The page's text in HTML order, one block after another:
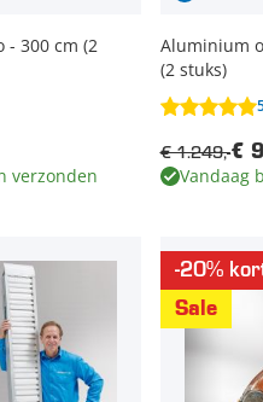
300 cm (2
verzonden
Aluminium
(2 stuks)
€
€ 1.249,-
Vandaag
-20%
Sale